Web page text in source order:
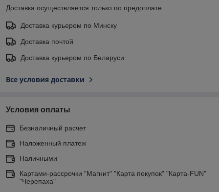
Доставка осуществляется только по предоплате.
Доставка курьером по Минску
Доставка почтой
Доставка курьером по Беларуси
Все условия доставки
Условия оплаты
Безналичный расчет
Наложенный платеж
Наличными
Картами-рассрочки "Магнит" "Карта покупок" "Карта-FUN"
"Черепаха"